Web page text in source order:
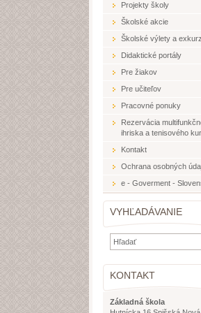
Projekty školy
Školské akcie
Školské výlety a
Didaktické portály
Pre žiakov
Pre učiteľov
Pracovné ponuky
Rezervácia
ihriska a tenisového
Kontakt
Ochrana osobných
e - Goverment -
VYHĽADÁVANIE
KONTAKT
Základná škola